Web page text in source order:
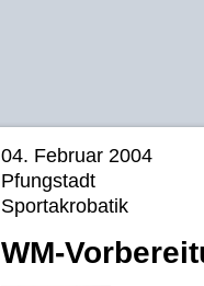
04. Februar 2004
Pfungstadt
Sportakrobatik
WM-